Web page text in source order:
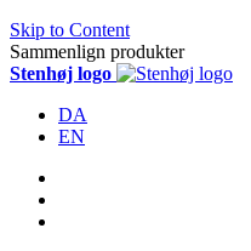
Skip to Content
Sammenlign produkter
Stenhøj logo
DA
EN